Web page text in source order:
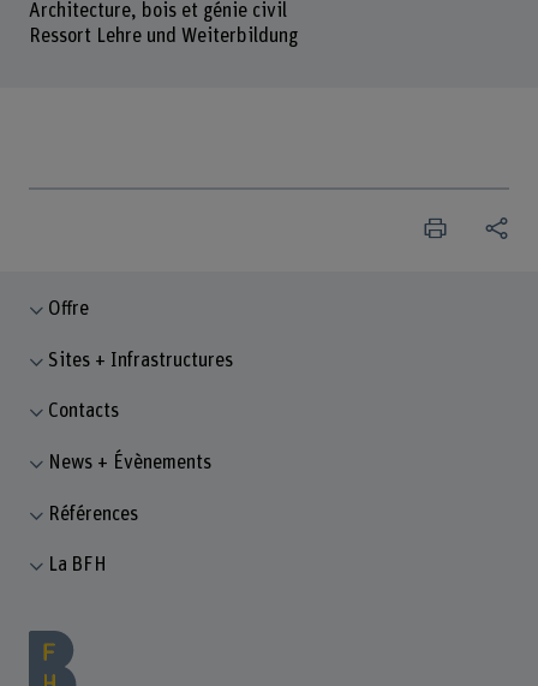
Architecture, bois et génie civil
Ressort Lehre und Weiterbildung
Offre
Sites + Infrastructures
Contacts
News + Évènements
Références
La BFH